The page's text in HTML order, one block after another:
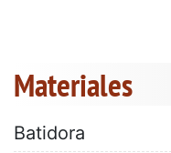
Materiales
Batidora